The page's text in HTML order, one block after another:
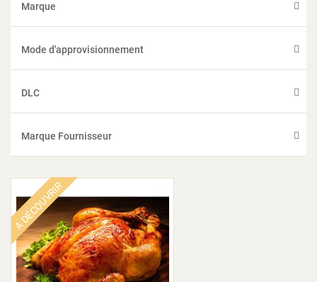
Marque
Mode d'approvisionnement
DLC
Marque Fournisseur
A DÉCOUVRIR